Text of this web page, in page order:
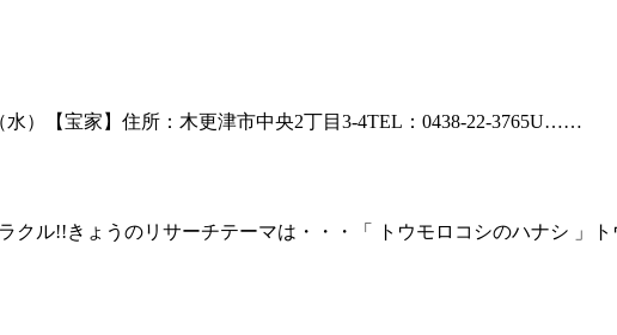
水）【宝家】住所：木更津市中央2丁目3-4TEL：0438-22-3765U……
クル!!きょうのリサーチテーマは・・・「 トウモロコシのハナシ 」